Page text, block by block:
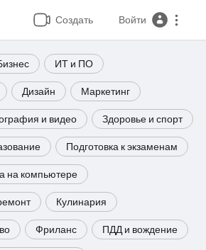
Создать Войти
ИТ и ПО
Дизайн Маркетинг
и видео Здоровье и спорт
Подготовка к экзаменам
на компьютере
Кулинария
Фриланс ПДД и вождение